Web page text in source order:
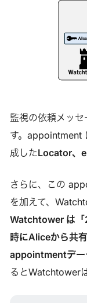
監視の依頼メッ
す。appointment
成したLocator、
さらに、この
を加えて、
Watchtower は「
時にAliceから共
appointmentデー
るとWatchtower